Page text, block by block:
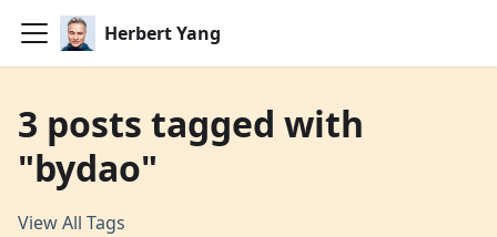
Herbert Yang
3 posts tagged with
"bydao"
View All Tags